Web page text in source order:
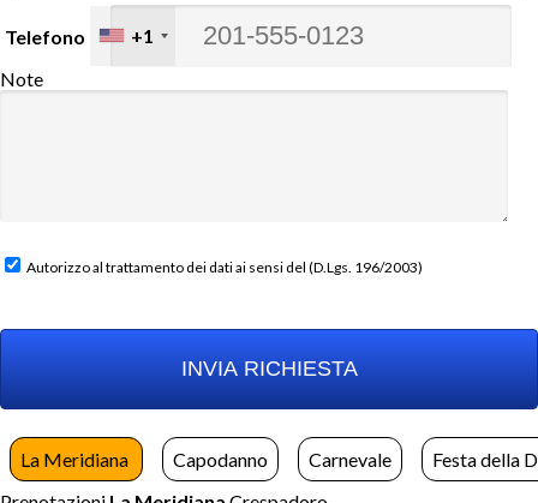
Telefono
+1
Note
Autorizzo al trattamento dei dati ai sensi del (D.Lgs. 196/2003)
La Meridiana Capodanno Carnevale
Festa della